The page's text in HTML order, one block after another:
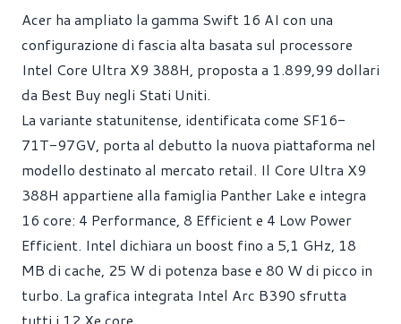
Acer ha ampliato la gamma Swift 16 AI con una
configurazione di fascia alta basata sul processore
Intel Core Ultra X9 388H, proposta a 1.899,99 dollari
da Best Buy negli Stati Uniti.
La variante statunitense, identificata come SF16-
71T-97GV, porta al debutto la nuova piattaforma nel
modello destinato al mercato retail. Il Core Ultra X9
388H appartiene alla famiglia Panther Lake e integra
16 core: 4 Performance, 8 Efficient e 4 Low Power
Efficient. Intel dichiara un boost fino a 5,1 GHz, 18
MB di cache, 25 W di potenza base e 80 W di picco in
turbo. La grafica integrata Intel Arc B390 sfrutta